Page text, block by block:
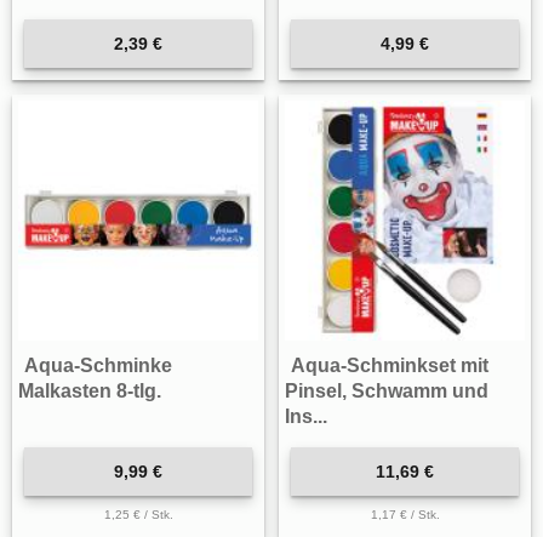
2,39 € 4,99 €
Aqua-Schminke
Malkasten 8-tlg.
9,99 €
1,25 € / Stk.
Aqua-Schminkset mit
Pinsel, Schwamm und
Ins...
11,69 €
1,17 € / Stk.